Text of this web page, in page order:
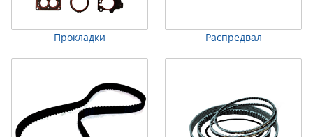
Прокладки Распредвал